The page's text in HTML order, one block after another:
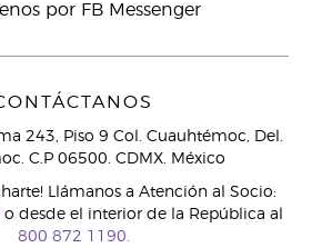
por FB Messenger
243, Piso 9 Col. Cuauhtémoc, Del.
C.P 06500. CDMX. México
Llámanos a Atención al Socio:
o desde el interior de la República al
800 872 1190.